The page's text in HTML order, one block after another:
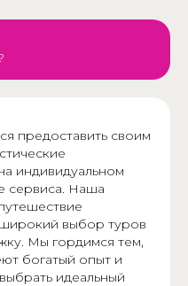
предоставить своим
индивидуальном
сервиса. Наша
выбор туров
Мы гордимся тем,
богатый опыт и
идеальный